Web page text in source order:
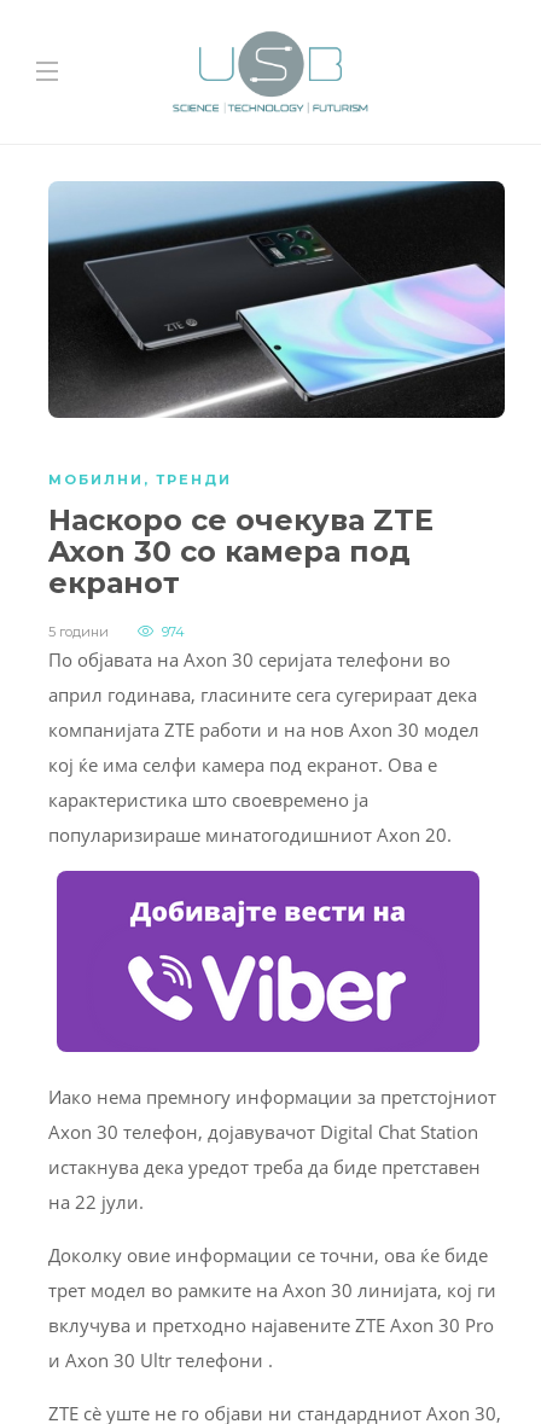
МОБИЛНИ , ТРЕНДИ
Наскоро се очекува ZTE
Axon 30 со камера под
екранот
5 години 974
По објавата на Axon 30 серијата телефони во
април годинава, гласините сега сугерираат дека
компанијата ZTE работи и на нов Axon 30 модел
кој ќе има селфи камера под екранот. Ова е
карактеристика што своевремено ја
популаризираше минатогодишниот Axon 20.
Иако нема премногу информации за претстојниот
Axon 30 телефон, дојавувачот Digital Chat Station
истакнува дека уредот треба да биде претставен
на 22 јули.
Доколку овие информации се точни, ова ќе биде
трет модел во рамките на Axon 30 линијата, кој ги
вклучува и претходно најавените ZTE Axon 30 Pro
и Axon 30 Ultr телефони .
ZTE сè уште не го објави ни стандардниот Axon 30,